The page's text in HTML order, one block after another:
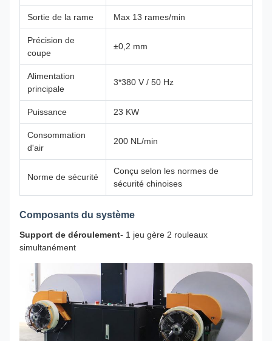
Sortie de la rame Max 13 rames/min
Précision de
coupe
±0,2 mm
Alimentation
principale
3*380 V / 50 Hz
Puissance 23 KW
Consommation
d'air
200 NL/min
Norme de sécurité
Conçu selon les normes de
sécurité chinoises
Composants du système
Support de déroulement- 1 jeu gère 2 rouleaux
simultanément